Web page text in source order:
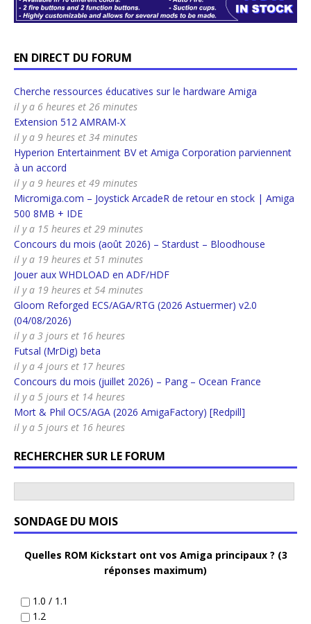
EN DIRECT DU FORUM
Cherche ressources éducatives sur le hardware Amiga
il y a 6 heures et 26 minutes
Extension 512 AMRAM-X
il y a 9 heures et 34 minutes
Hyperion Entertainment BV et Amiga Corporation parviennent
à un accord
il y a 9 heures et 49 minutes
Micromiga.com – Joystick ArcadeR de retour en stock | Amiga
500 8MB + IDE
il y a 15 heures et 29 minutes
Concours du mois (août 2026) – Stardust – Bloodhouse
il y a 19 heures et 51 minutes
Jouer aux WHDLOAD en ADF/HDF
il y a 19 heures et 54 minutes
Gloom Reforged ECS/AGA/RTG (2026 Astuermer) v2.0
(04/08/2026)
il y a 3 jours et 16 heures
Futsal (MrDig) beta
il y a 4 jours et 17 heures
Concours du mois (juillet 2026) – Pang – Ocean France
il y a 5 jours et 14 heures
Mort & Phil OCS/AGA (2026 AmigaFactory) [Redpill]
il y a 5 jours et 16 heures
RECHERCHER SUR LE FORUM
SONDAGE DU MOIS
Quelles ROM Kickstart ont vos Amiga principaux ? (3
réponses maximum)
1.0 / 1.1
1.2